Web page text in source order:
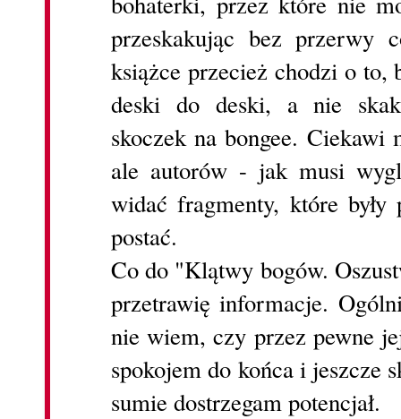
przeskakując bez przerwy
książce przecież chodzi o
deski do deski, a nie
skoczek na bongee. Ciekawi
ale autorów - jak musi
widać fragmenty, które
postać.
Co do "Klątwy bogów.
przetrawię informacje.
nie wiem, czy przez pewne
spokojem do końca i jeszcze
sumie dostrzegam potencjał.